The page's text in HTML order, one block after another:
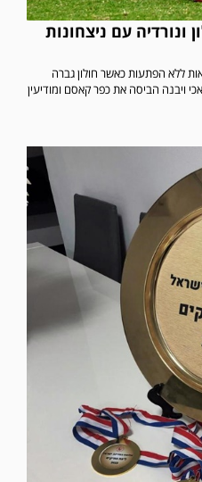
ונורדיה עם ניצחונות
ללא הפתעות כאשר חולון גברה
ויבנה הביסה את כפר קאסם ומודיעין